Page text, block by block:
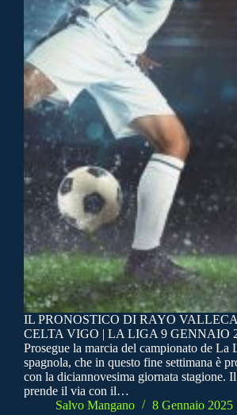
IL PRONOSTICO DI RAYO
CELTA VIGO | LA LIGA 9 GENNAIO
Prosegue la marcia del campionato de La
spagnola, che in questo fine settimana è
con la diciannovesima giornata stagione.
prende il via con il…
Salvo Mangano
8 Gennaio 2025